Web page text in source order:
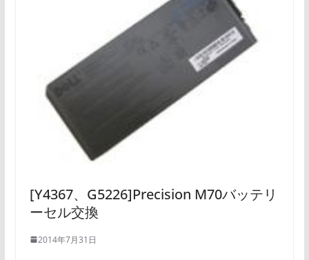
[Y4367、G5226]Precision M70バッテリ
ーセル交換
2014年7月31日